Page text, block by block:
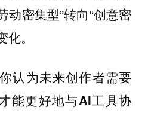
动密集型”转向“创意密
。
认为未来创作者需要
能更好地与AI工具协